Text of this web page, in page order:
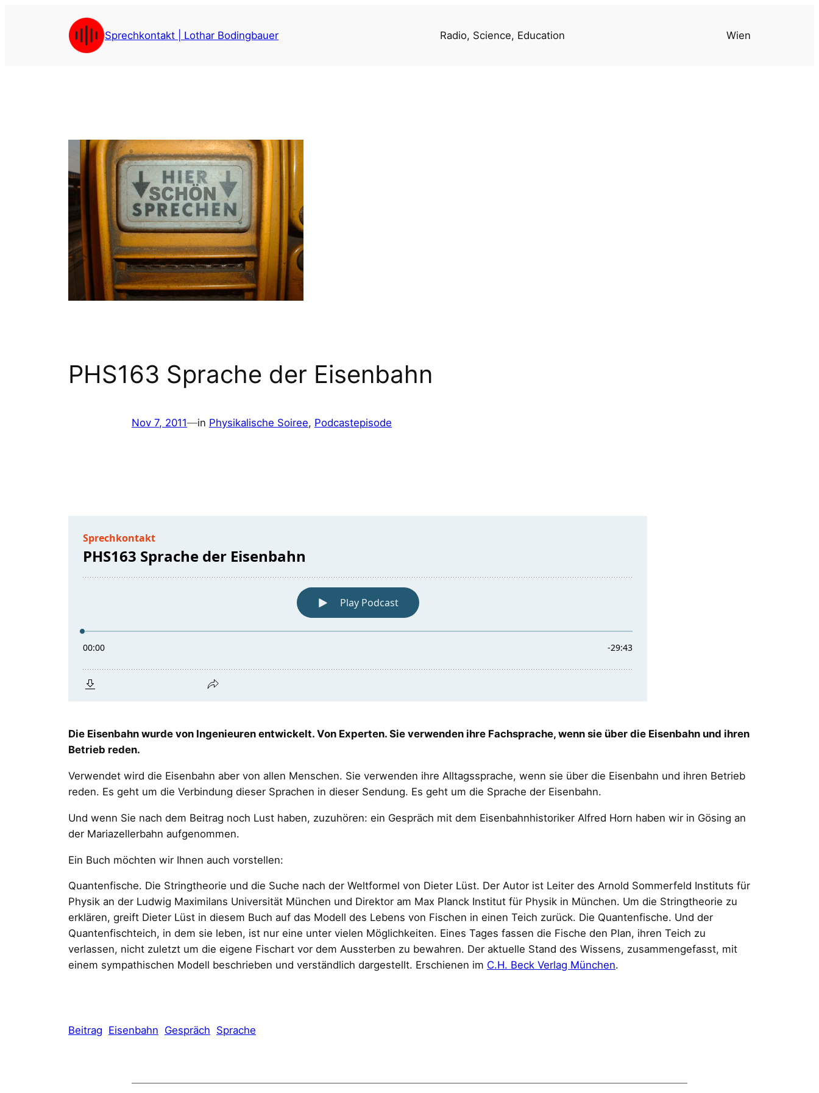
Sprechkontakt | Lothar Bodingbauer Radio, Science, Education Wien
PHS163 Sprache der Eisenbahn
Nov 7, 2011—in Physikalische Soiree, Podcastepisode
Die Eisenbahn wurde von Ingenieuren entwickelt. Von Experten. Sie verwenden ihre Fachsprache, wenn sie über die Eisenbahn und ihren
Betrieb reden.
Verwendet wird die Eisenbahn aber von allen Menschen. Sie verwenden ihre Alltagssprache, wenn sie über die Eisenbahn und ihren Betrieb
reden. Es geht um die Verbindung dieser Sprachen in dieser Sendung. Es geht um die Sprache der Eisenbahn.
Und wenn Sie nach dem Beitrag noch Lust haben, zuzuhören: ein Gespräch mit dem Eisenbahnhistoriker Alfred Horn haben wir in Gösing an
der Mariazellerbahn aufgenommen.
Ein Buch möchten wir Ihnen auch vorstellen:
Quantenfische. Die Stringtheorie und die Suche nach der Weltformel von Dieter Lüst. Der Autor ist Leiter des Arnold Sommerfeld Instituts für
Physik an der Ludwig Maximilans Universität München und Direktor am Max Planck Institut für Physik in München. Um die Stringtheorie zu
erklären, greift Dieter Lüst in diesem Buch auf das Modell des Lebens von Fischen in einen Teich zurück. Die Quantenfische. Und der
Quantenfischteich, in dem sie leben, ist nur eine unter vielen Möglichkeiten. Eines Tages fassen die Fische den Plan, ihren Teich zu
verlassen, nicht zuletzt um die eigene Fischart vor dem Aussterben zu bewahren. Der aktuelle Stand des Wissens, zusammengefasst, mit
einem sympathischen Modell beschrieben und verständlich dargestellt. Erschienen im C.H. Beck Verlag München.
Beitrag Eisenbahn Gespräch Sprache